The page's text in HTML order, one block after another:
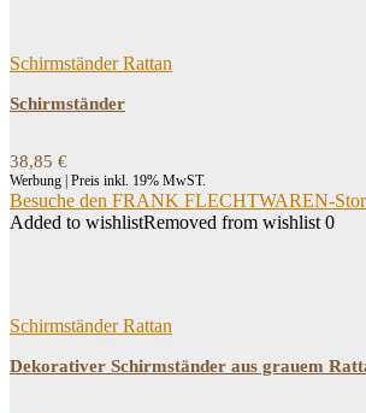
Schirmständer Rattan
Schirmständer
38,85 €
Werbung | Preis inkl. 19% MwST.
Besuche den FRANK FLECHTWAREN-
Added to wishlistRemoved from wishlist 0
Schirmständer Rattan
Dekorativer Schirmständer aus grauem